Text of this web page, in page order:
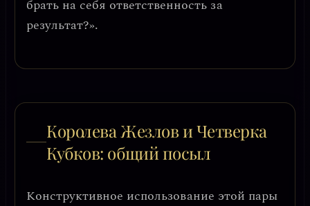
брать на себя ответственность за
результат?».
Королева Жезлов и Четверка
Кубков: общий посыл
Конструктивное использование этой пары